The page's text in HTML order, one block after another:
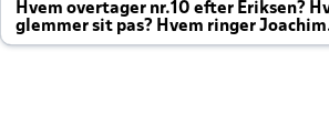
Hvem overtager nr.10 efter Eriksen?
glemmer sit pas? Hvem ringer Joachim
altid til efter kampe?